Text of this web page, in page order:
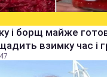
і борщ майже
взимку час і